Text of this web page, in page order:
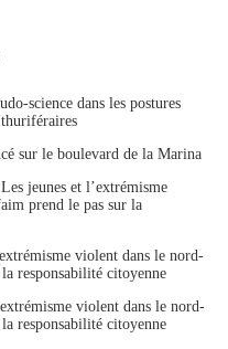
science dans les postures
thuriféraires
sur le boulevard de la Marina
Les jeunes et l’extrémisme
prend le pas sur la
violent dans le nord-
responsabilité citoyenne
violent dans le nord-
responsabilité citoyenne